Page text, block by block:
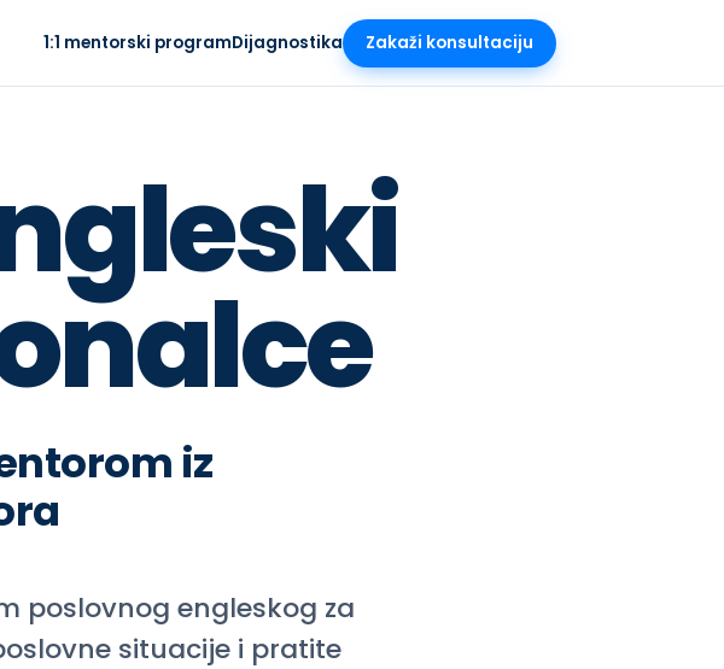
1:1 mentorski programDijagnostika Zakaži konsultaciju
iz
poslovnog engleskog za
situacije i pratite